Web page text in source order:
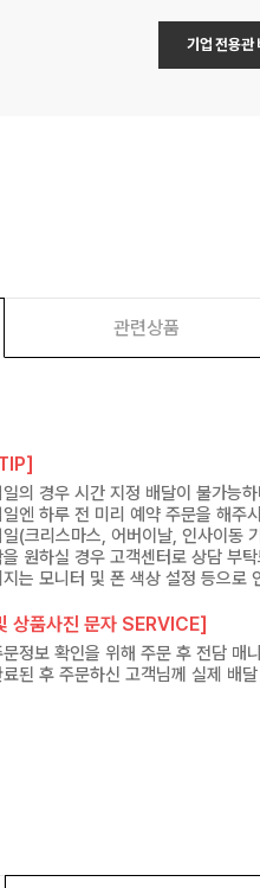
기업 전용관
관련상품
의 경우 시간 지정 배달이 불가능
엔 하루 전 미리 예약 주문을 해주
(크리스마스, 어버이날, 인사이동
원하실 경우 고객센터로 상담 부
는 모니터 및 폰 색상 설정 등으로
상품사진 문자 SERVICE]
정보 확인을 위해 주문 후 전담 매
된 후 주문하신 고객님께 실제 배